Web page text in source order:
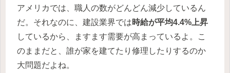
アメリカでは、職人の数がどんどん減少しているん
だ。それなのに、建設業界では時給が平均4.4%上昇
しているから、ますます需要が高まっているよ。こ
のままだと、誰が家を建てたり修理したりするのか
大問題だよね。